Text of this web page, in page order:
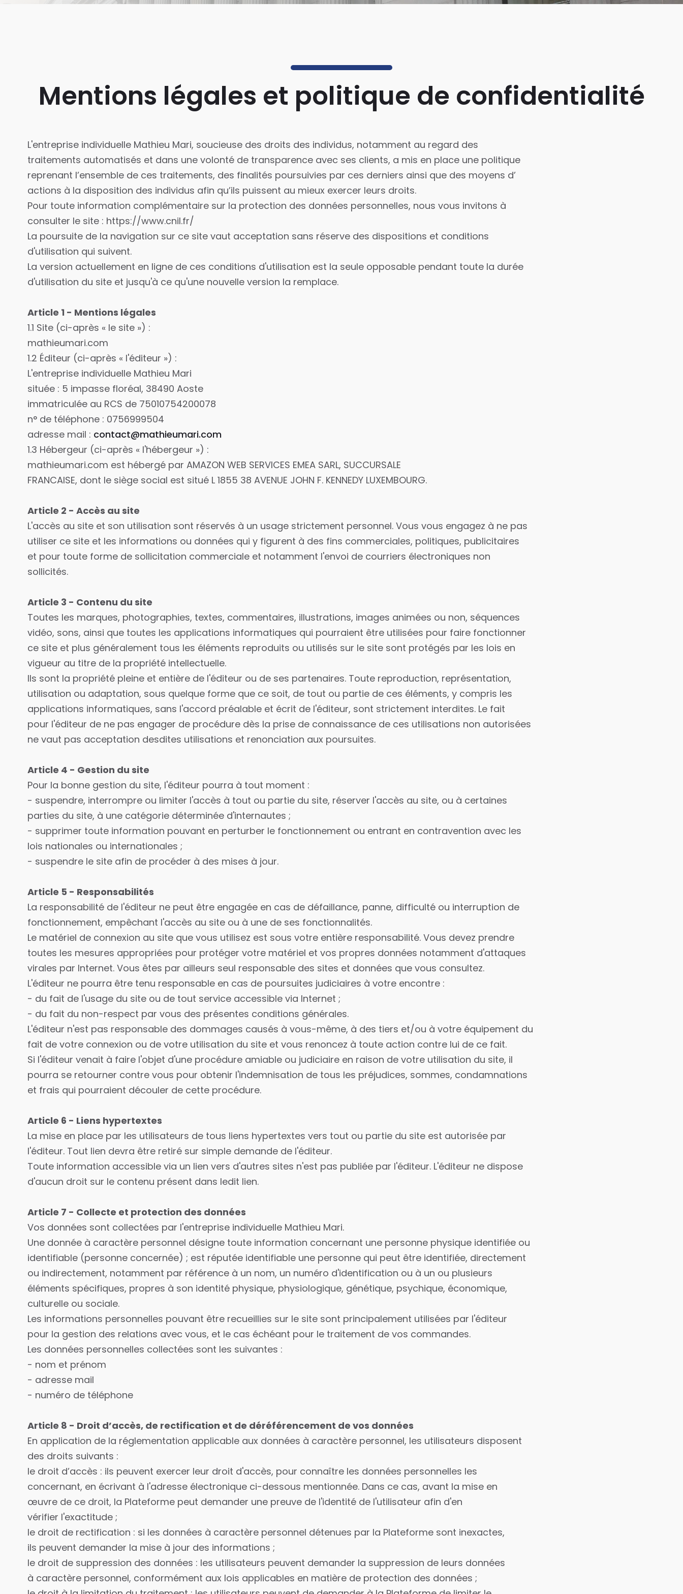
Mentions légales et politique de confidentialité
L'entreprise individuelle Mathieu Mari, soucieuse des droits des individus, notamment au regard des
traitements automatisés et dans une volonté de transparence avec ses clients, a mis en place une politique
reprenant l’ensemble de ces traitements, des finalités poursuivies par ces derniers ainsi que des moyens d’
actions à la disposition des individus afin qu’ils puissent au mieux exercer leurs droits.
Pour toute information complémentaire sur la protection des données personnelles, nous vous invitons à
consulter le site : https://www.cnil.fr/
La poursuite de la navigation sur ce site vaut acceptation sans réserve des dispositions et conditions
d'utilisation qui suivent.
La version actuellement en ligne de ces conditions d'utilisation est la seule opposable pendant toute la durée
d'utilisation du site et jusqu'à ce qu'une nouvelle version la remplace.
Article 1 - Mentions légales
1.1 Site (ci-après « le site ») :
mathieumari.com
1.2 Éditeur (ci-après « l'éditeur ») :
L'entreprise individuelle Mathieu Mari
située : 5 impasse floréal, 38490 Aoste
immatriculée au RCS de 75010754200078
n° de téléphone : 0756999504
adresse mail : contact
mathieumari.com
1.3 Hébergeur (ci-après « l'hébergeur ») :
mathieumari.com est hébergé par AMAZON WEB SERVICES EMEA SARL, SUCCURSALE
FRANCAISE, dont le siège social est situé L 1855 38 AVENUE JOHN F. KENNEDY LUXEMBOURG.
Article 2 - Accès au site
L'accès au site et son utilisation sont réservés à un usage strictement personnel. Vous vous engagez à ne pas
utiliser ce site et les informations ou données qui y figurent à des fins commerciales, politiques, publicitaires
et pour toute forme de sollicitation commerciale et notamment l'envoi de courriers électroniques non
sollicités.
Article 3 - Contenu du site
Toutes les marques, photographies, textes, commentaires, illustrations, images animées ou non, séquences
vidéo, sons, ainsi que toutes les applications informatiques qui pourraient être utilisées pour faire fonctionner
ce site et plus généralement tous les éléments reproduits ou utilisés sur le site sont protégés par les lois en
vigueur au titre de la propriété intellectuelle.
Ils sont la propriété pleine et entière de l'éditeur ou de ses partenaires. Toute reproduction, représentation,
utilisation ou adaptation, sous quelque forme que ce soit, de tout ou partie de ces éléments, y compris les
applications informatiques, sans l'accord préalable et écrit de l'éditeur, sont strictement interdites. Le fait
pour l'éditeur de ne pas engager de procédure dès la prise de connaissance de ces utilisations non autorisées
ne vaut pas acceptation desdites utilisations et renonciation aux poursuites.
Article 4 - Gestion du site
Pour la bonne gestion du site, l'éditeur pourra à tout moment :
- suspendre, interrompre ou limiter l'accès à tout ou partie du site, réserver l'accès au site, ou à certaines
parties du site, à une catégorie déterminée d'internautes ;
- supprimer toute information pouvant en perturber le fonctionnement ou entrant en contravention avec les
lois nationales ou internationales ;
- suspendre le site afin de procéder à des mises à jour.
Article 5 - Responsabilités
La responsabilité de l'éditeur ne peut être engagée en cas de défaillance, panne, difficulté ou interruption de
fonctionnement, empêchant l'accès au site ou à une de ses fonctionnalités.
Le matériel de connexion au site que vous utilisez est sous votre entière responsabilité. Vous devez prendre
toutes les mesures appropriées pour protéger votre matériel et vos propres données notamment d'attaques
virales par Internet. Vous êtes par ailleurs seul responsable des sites et données que vous consultez.
L'éditeur ne pourra être tenu responsable en cas de poursuites judiciaires à votre encontre :
- du fait de l'usage du site ou de tout service accessible via Internet ;
- du fait du non-respect par vous des présentes conditions générales.
L'éditeur n'est pas responsable des dommages causés à vous-même, à des tiers et/ou à votre équipement du
fait de votre connexion ou de votre utilisation du site et vous renoncez à toute action contre lui de ce fait.
Si l'éditeur venait à faire l'objet d'une procédure amiable ou judiciaire en raison de votre utilisation du site, il
pourra se retourner contre vous pour obtenir l'indemnisation de tous les préjudices, sommes, condamnations
et frais qui pourraient découler de cette procédure.
Article 6 - Liens hypertextes
La mise en place par les utilisateurs de tous liens hypertextes vers tout ou partie du site est autorisée par
l'éditeur. Tout lien devra être retiré sur simple demande de l'éditeur.
Toute information accessible via un lien vers d'autres sites n'est pas publiée par l'éditeur. L'éditeur ne dispose
d'aucun droit sur le contenu présent dans ledit lien.
Article 7 - Collecte et protection des données
Vos données sont collectées par l'entreprise individuelle Mathieu Mari.
Une donnée à caractère personnel désigne toute information concernant une personne physique identifiée ou
identifiable (personne concernée) ; est réputée identifiable une personne qui peut être identifiée, directement
ou indirectement, notamment par référence à un nom, un numéro d'identification ou à un ou plusieurs
éléments spécifiques, propres à son identité physique, physiologique, génétique, psychique, économique,
culturelle ou sociale.
Les informations personnelles pouvant être recueillies sur le site sont principalement utilisées par l'éditeur
pour la gestion des relations avec vous, et le cas échéant pour le traitement de vos commandes.
Les données personnelles collectées sont les suivantes :
- nom et prénom
- adresse mail
- numéro de téléphone
Article 8 - Droit d’accès, de rectification et de déréférencement de vos données
En application de la réglementation applicable aux données à caractère personnel, les utilisateurs disposent
des droits suivants :
le droit d’accès : ils peuvent exercer leur droit d'accès, pour connaître les données personnelles les
concernant, en écrivant à l'adresse électronique ci-dessous mentionnée. Dans ce cas, avant la mise en
œuvre de ce droit, la Plateforme peut demander une preuve de l'identité de l'utilisateur afin d'en
vérifier l'exactitude ;
le droit de rectification : si les données à caractère personnel détenues par la Plateforme sont inexactes,
ils peuvent demander la mise à jour des informations ;
le droit de suppression des données : les utilisateurs peuvent demander la suppression de leurs données
à caractère personnel, conformément aux lois applicables en matière de protection des données ;